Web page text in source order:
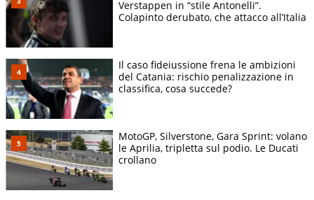
Verstappen in “stile Antonelli”.
Colapinto derubato, che attacco all’Italia
Il caso fideiussione frena le ambizioni
del Catania: rischio penalizzazione in
classifica, cosa succede?
MotoGP, Silverstone, Gara Sprint: volano
le Aprilia, tripletta sul podio. Le Ducati
crollano